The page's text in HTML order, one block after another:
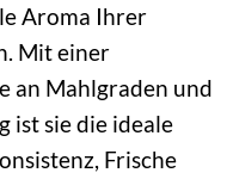
Aroma Ihrer
Mit einer
an Mahlgraden und
ist sie die ideale
Frische